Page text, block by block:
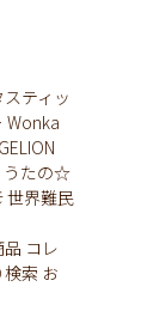
ティッ
Wonka
うたの☆
世界難民
コレ
検索 お